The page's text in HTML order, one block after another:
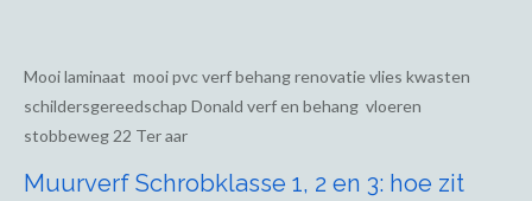
Mooi laminaat mooi pvc verf behang renovatie vlies kwasten
schildersgereedschap Donald verf en behang vloeren
stobbeweg 22 Ter aar
Muurverf Schrobklasse 1, 2 en 3: hoe zit